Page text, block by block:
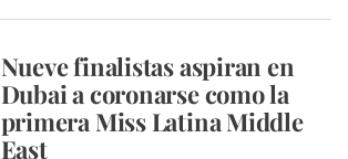
Nueve finalistas aspiran en
Dubai a coronarse como la
primera Miss Latina Middle
East